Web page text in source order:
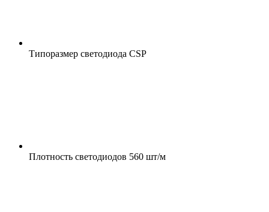
Типоразмер светодиода CSP
Плотность светодиодов 560 шт/м